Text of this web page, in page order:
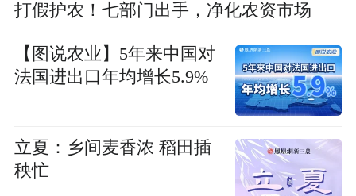
打假护农！七部门出手，净化农资市场
【图说农业】5年来中国对
法国进出口年均增长5.9%
立夏：乡间麦香浓 稻田插
秧忙